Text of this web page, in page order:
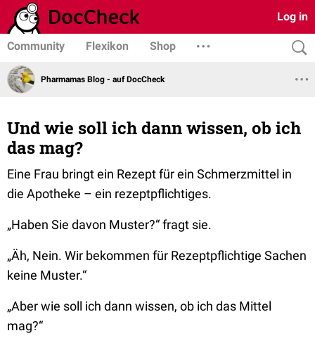
Log in
Community Flexikon Shop
Pharmamas Blog - auf DocCheck
Und wie soll ich dann wissen, ob ich
das mag?
Eine Frau bringt ein Rezept für ein Schmerzmittel in
die Apotheke – ein rezeptpflichtiges.
„Haben Sie davon Muster?“fragt sie.
„Äh, Nein. Wir bekommen für Rezeptpflichtige Sachen
keine Muster.“
„Aber wie soll ich dann wissen, ob ich das Mittel
mag?“